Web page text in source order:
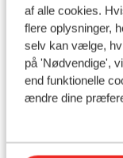
af alle cookies.
flere oplysninger,
selv kan vælge,
på 'Nødvendige',
end funktionelle
ændre dine
Afstand til
Afstand til
Afstand til
Afstand til
Afstand til
Nærmeste